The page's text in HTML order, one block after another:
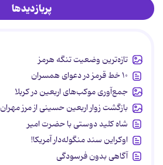
پربازدیدها
تازه‌ترین وضعیت تنگه هرمز
۱۰ خط قرمز در دعوای همسران
جمع‌آوری موکب‌های اربعین در کربلا
بازگشت زوار اربعین حسینی از مرز مهران
شاه کلید دوستی با حضرت امیر
اوکراین سند منگوله‌دار آمریکا!
آگاهی بدون فرسودگی